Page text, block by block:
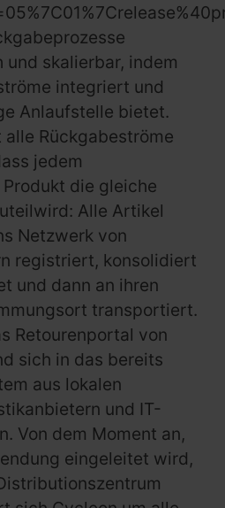
skalierbar, indem
integriert und
Anlaufstelle bietet.
Rückgabeströme
jedem
die gleiche
Alle Artikel
Netzwerk von
registriert, konsolidiert
und dann an ihren
transportiert.
Retourenportal von
sich in das bereits
aus lokalen
und IT-
Von dem Moment an,
eingeleitet wird,